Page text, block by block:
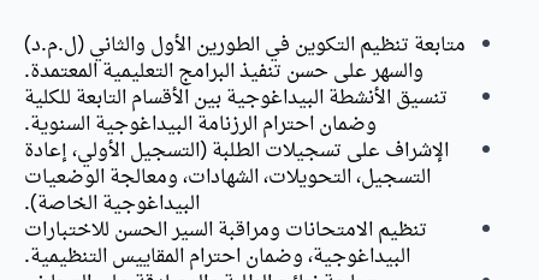
متابعة تنظيم التكوين في الطورين الأول والثاني (ل.م.د)
والسهر على حسن تنفيذ البرامج التعليمية المعتمدة.
تنسيق الأنشطة البيداغوجية بين الأقسام التابعة للكلية
وضمان احترام الرزنامة البيداغوجية السنوية.
الإشراف على تسجيلات الطلبة (التسجيل الأولي، إعادة
التسجيل، التحويلات، الشهادات، ومعالجة الوضعيات
البيداغوجية الخاصة).
تنظيم الامتحانات ومراقبة السير الحسن للاختبارات
البيداغوجية، وضمان احترام المقاييس التنظيمية.